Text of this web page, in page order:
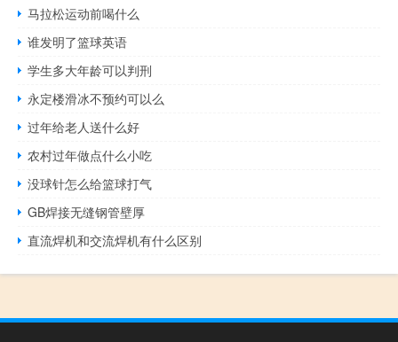
马拉松运动前喝什么
谁发明了篮球英语
学生多大年龄可以判刑
永定楼滑冰不预约可以么
过年给老人送什么好
农村过年做点什么小吃
没球针怎么给篮球打气
GB焊接无缝钢管壁厚
直流焊机和交流焊机有什么区别